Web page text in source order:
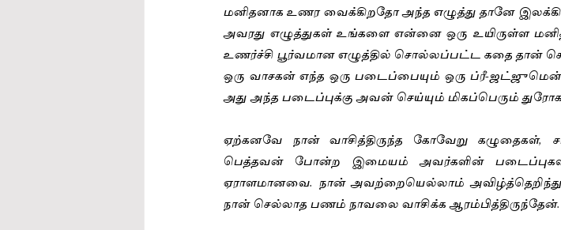
மனிதனாக உணர வைக்கிறதோ அந்த எழுத்து தானே
அவரது எழுத்துகள் உங்களை என்னை ஒரு உயிருள்ள
உணர்ச்சி பூர்வமான எழுத்தில் சொல்லப்பட்ட கதை தான்
ஒரு வாசகன் எந்த ஒரு படைப்பையும் ஒரு ப்ரீ-
அது அந்த படைப்புக்கு அவன் செய்யும் மிகப்பெரும்
ஏற்கனவே நான் வாசித்திருந்த கோவேறு
பெத்தவன் போன்ற இமையம் அவர்களின் படைப்புகள்
ஏராளமானவை. நான் அவற்றையெல்லாம் அவிழ்த்தெறிந்து
நான் செல்லாத பணம் நாவலை வாசிக்க ஆரம்பித்திருந்தேன்.